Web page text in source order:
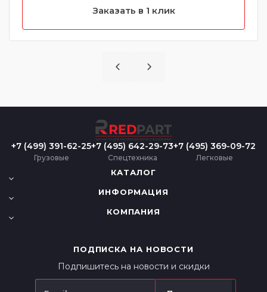
Заказать в 1 клик
+7 (499) 391-62-25
Грузовые
+7 (495) 642-29-73
Спецтехника
+7 (495) 369-09-72
Легковые
КАТАЛОГ
ИНФОРМАЦИЯ
КОМПАНИЯ
ПОДПИСКА НА НОВОСТИ
Подпишитесь на новости и скидки